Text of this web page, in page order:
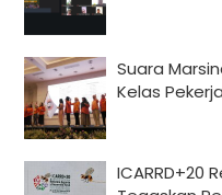
Suara
Kelas
ICARRD+20